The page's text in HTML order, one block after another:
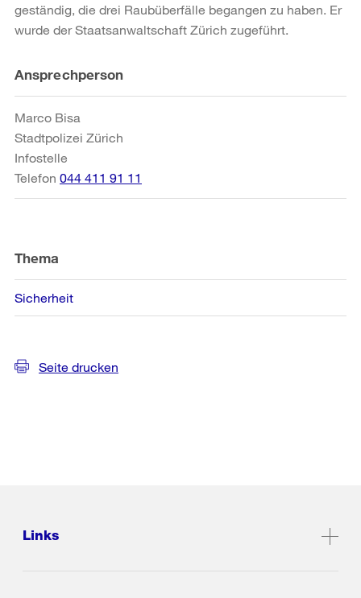
geständig, die drei Raubüberfälle begangen zu haben. Er
wurde der Staatsanwaltschaft Zürich zugeführt.
Weitere
Informationen
Ansprechperson
Marco Bisa
Stadtpolizei Zürich
Infostelle
Telefon 044 411 91 11
Thema
Sicherheit
Seite drucken
Links